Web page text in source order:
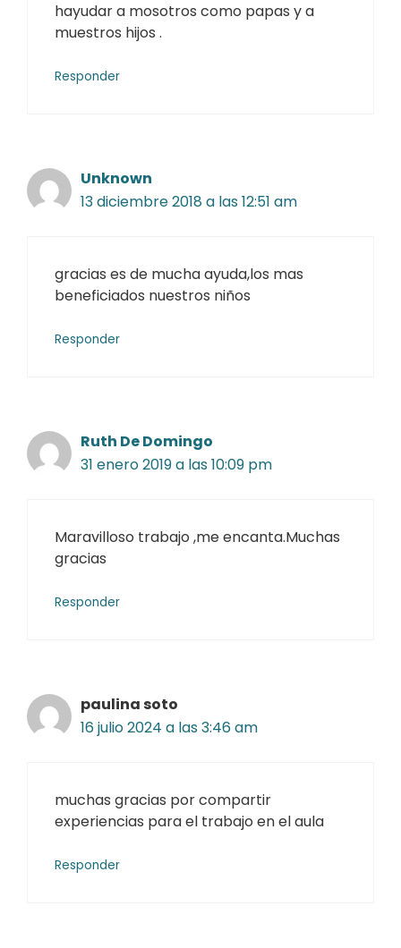
hayudar a mosotros como papas y a
muestros hijos .
Responder
Unknown
13 diciembre 2018 a las 12:51 am
gracias es de mucha ayuda,los mas
beneficiados nuestros niños
Responder
Ruth De Domingo
31 enero 2019 a las 10:09 pm
Maravilloso trabajo ,me encanta.Muchas
gracias
Responder
paulina soto
16 julio 2024 a las 3:46 am
muchas gracias por compartir
experiencias para el trabajo en el aula
Responder